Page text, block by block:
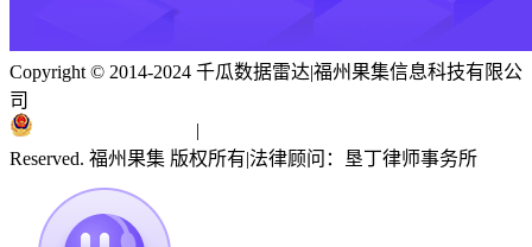
Copyright © 2014-2024 千瓜数据雷达|福州果集信息科技有限公
司
|
Reserved. 福州果集 版权所有|法律顾问：垦丁律师事务所